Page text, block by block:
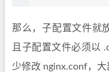
那么，子配置文件就
且子配置文件必须以
少修改 nginx.conf，大